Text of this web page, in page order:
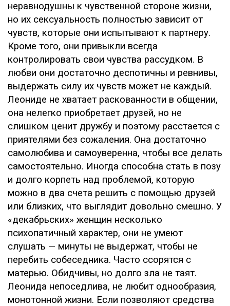
неравнодушны к чувственной стороне жизни,
но их сексуальность полностью зависит от
чувств, которые они испытывают к партнеру.
Кроме того, они привыкли всегда
контролировать свои чувства рассудком. В
любви они достаточно деспотичны и ревнивы,
выдержать силу их чувств может не каждый.
Леониде не хватает раскованности в общении,
она нелегко приобретает друзей, но не
слишком ценит дружбу и поэтому расстается с
приятелями без сожаления. Она достаточно
самолюбива и самоуверенна, чтобы все делать
самостоятельно. Иногда способна стать в позу
и долго корпеть над проблемой, которую
можно в два счета решить с помощью друзей
или близких, что выглядит довольно смешно. У
«декабрьских» женщин несколько
психопатичный характер, они не умеют
слушать — минуты не выдержат, чтобы не
перебить собеседника. Часто ссорятся с
матерью. Обидчивы, но долго зла не таят.
Леонида непоседлива, не любит однообразия,
монотонной жизни. Если позволяют средства